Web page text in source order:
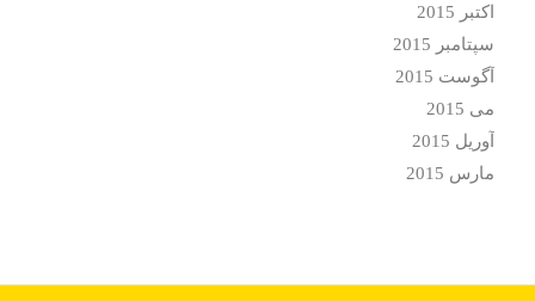
اکتبر 2015
سپتامبر 2015
آگوست 2015
می 2015
آوریل 2015
مارس 2015